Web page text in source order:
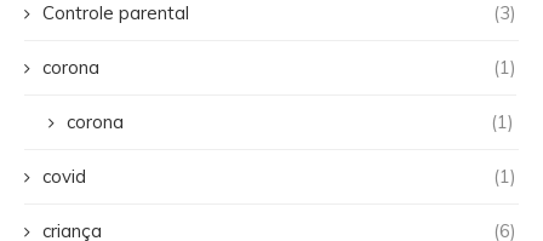
Controle parental (3)
corona (1)
corona (1)
covid (1)
criança (6)